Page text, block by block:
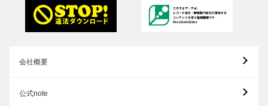
会社概要
公式note